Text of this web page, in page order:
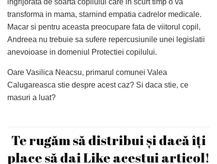
ingrijorata de soarta copilului care in scurt timp o va
transforma in mama, starnind empatia cadrelor medicale.
Macar si pentru aceasta preocupare fata de viitorul copil,
Andreea nu trebuie sa sufere repercusiunile unei legislatii
anevoioase in domeniul Protectiei copilului.
Oare Vasilica Neacsu, primarul comunei Valea
Calugareasca stie despre acest caz? Si daca stie, ce
masuri a luat?
Te rugăm să distribui și dacă îți
place să dai Like acestui articol!